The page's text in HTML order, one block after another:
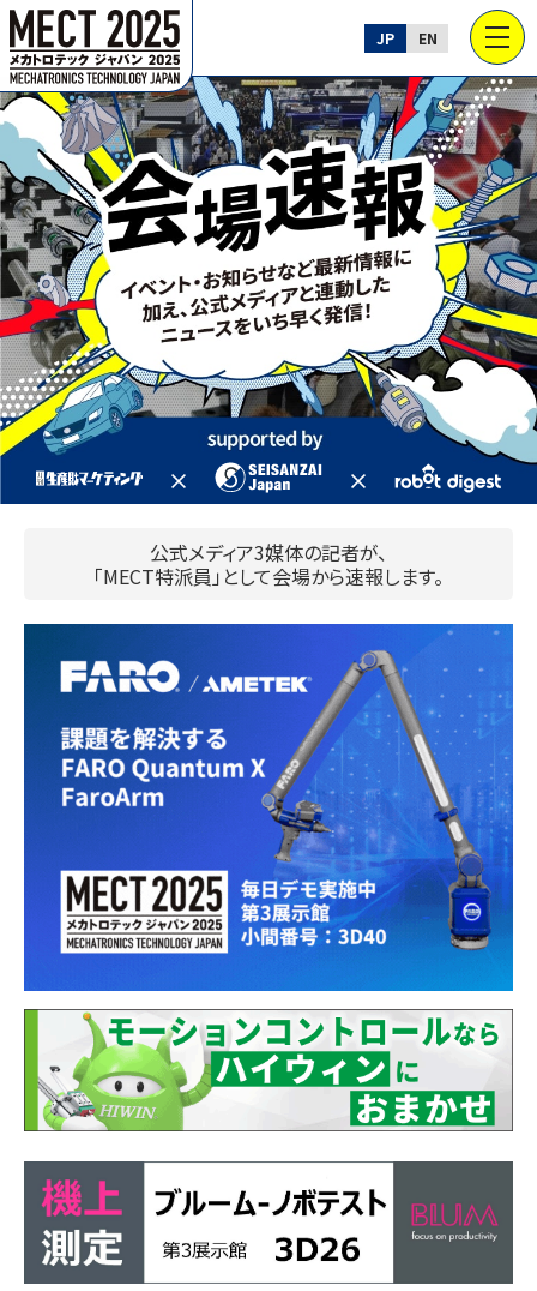
JP EN
公式メディア3媒体の記者が、
「MECT特派員」として会場から速報します。